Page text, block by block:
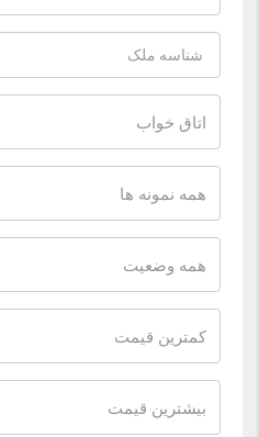
اتاق خواب
همه نمونه ها
همه وضعیت
کمترین قیمت
بیشترین قیمت